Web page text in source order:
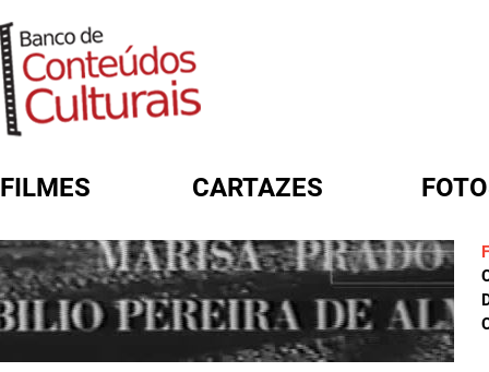
FILMES CARTAZES
FORMULÁRIO DE BUSCA